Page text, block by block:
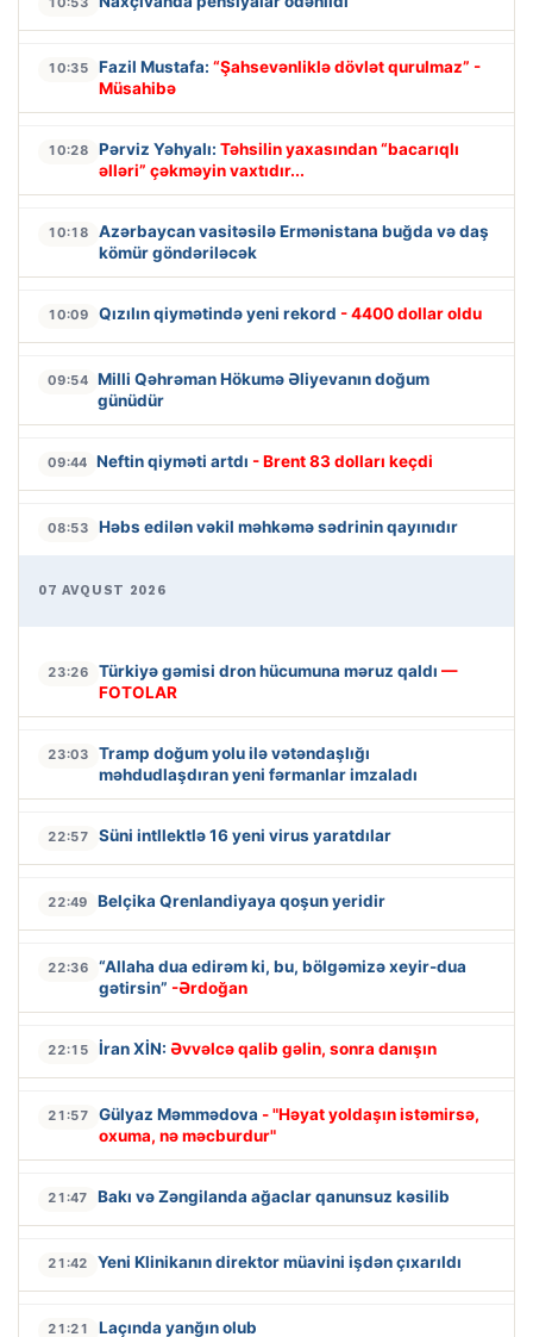
10:35 Fazil Mustafa: “Şahsevənliklə dövlət qurulmaz” -
Müsahibə
10:28 Pərviz Yəhyalı: Təhsilin yaxasından “bacarıqlı
əlləri” çəkməyin vaxtıdır...
10:18
Azərbaycan vasitəsilə Ermənistana buğda və daş
kömür göndəriləcək
10:09 Qızılın qiymətində yeni rekord - 4400 dollar oldu
09:54 Milli Qəhrəman Hökumə Əliyevanın doğum
günüdür
09:44 Neftin qiyməti artdı - Brent 83 dolları keçdi
08:53 Həbs edilən vəkil məhkəmə sədrinin qayınıdır
07 AVQUST 2026
23:26 Türkiyə gəmisi dron hücumuna məruz qaldı —
FOTOLAR
23:03
Tramp doğum yolu ilə vətəndaşlığı
məhdudlaşdıran yeni fərmanlar imzaladı
22:57 Süni intllektlə 16 yeni virus yaratdılar
22:49 Belçika Qrenlandiyaya qoşun yeridir
22:36
“Allaha dua edirəm ki, bu, bölgəmizə xeyir-dua
gətirsin” -Ərdoğan
22:15 İran XİN: Əvvəlcə qalib gəlin, sonra danışın
21:57 Gülyaz Məmmədova - "Həyat yoldaşın istəmirsə,
oxuma, nə məcburdur"
21:47 Bakı və Zəngilanda ağaclar qanunsuz kəsilib
21:42 Yeni Klinikanın direktor müavini işdən çıxarıldı
21:21 Laçında yanğın olub